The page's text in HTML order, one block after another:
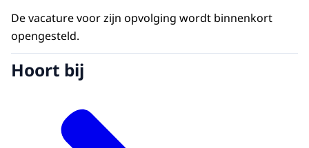
De vacature voor zijn opvolging wordt binnenkort
opengesteld.
Hoort bij